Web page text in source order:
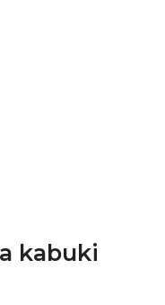
kabuki